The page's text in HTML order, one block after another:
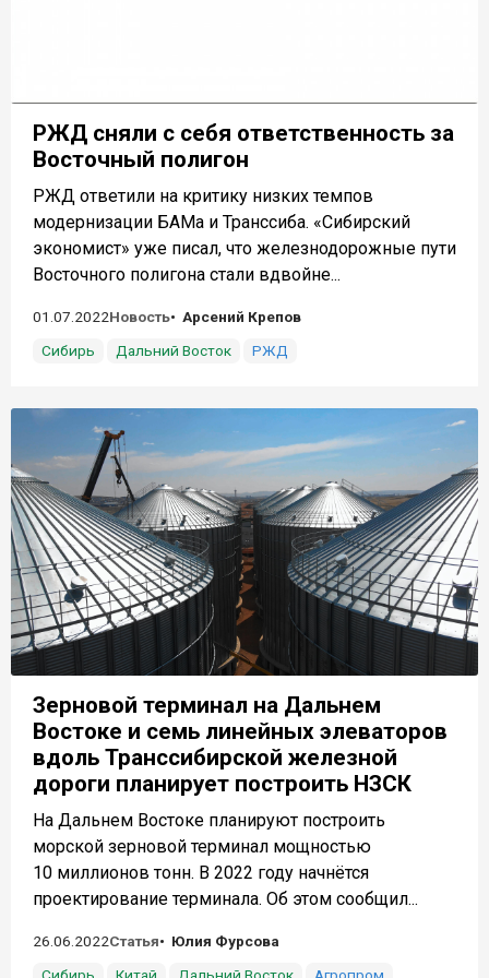
РЖД сняли с себя ответственность за
Восточный полигон
РЖД ответили на критику низких темпов
модернизации БАМа и Транссиба. «Сибирский
экономист» уже писал, что железнодорожные пути
Восточного полигона стали вдвойне...
01.07.2022Новость
Арсений Крепов
Сибирь
Дальний Восток РЖД
Зерновой терминал на Дальнем
Востоке и семь линейных элеваторов
вдоль Транссибирской железной
дороги планирует построить НЗСК
На Дальнем Востоке планируют построить
морской зерновой терминал мощностью
10 миллионов тонн. В 2022 году начнётся
проектирование терминала. Об этом сообщил...
26.06.2022Статья
Юлия Фурсова